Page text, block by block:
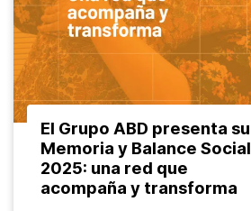
El Grupo ABD presenta su
Memoria y Balance Social
2025: una red que
acompaña y transforma